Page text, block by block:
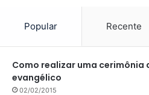
Popular Recente
Como realizar uma cerimônia
evangélico
02/02/2015